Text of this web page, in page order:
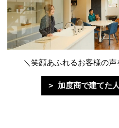
＼笑顔あふれるお客様の
加度商で建てた